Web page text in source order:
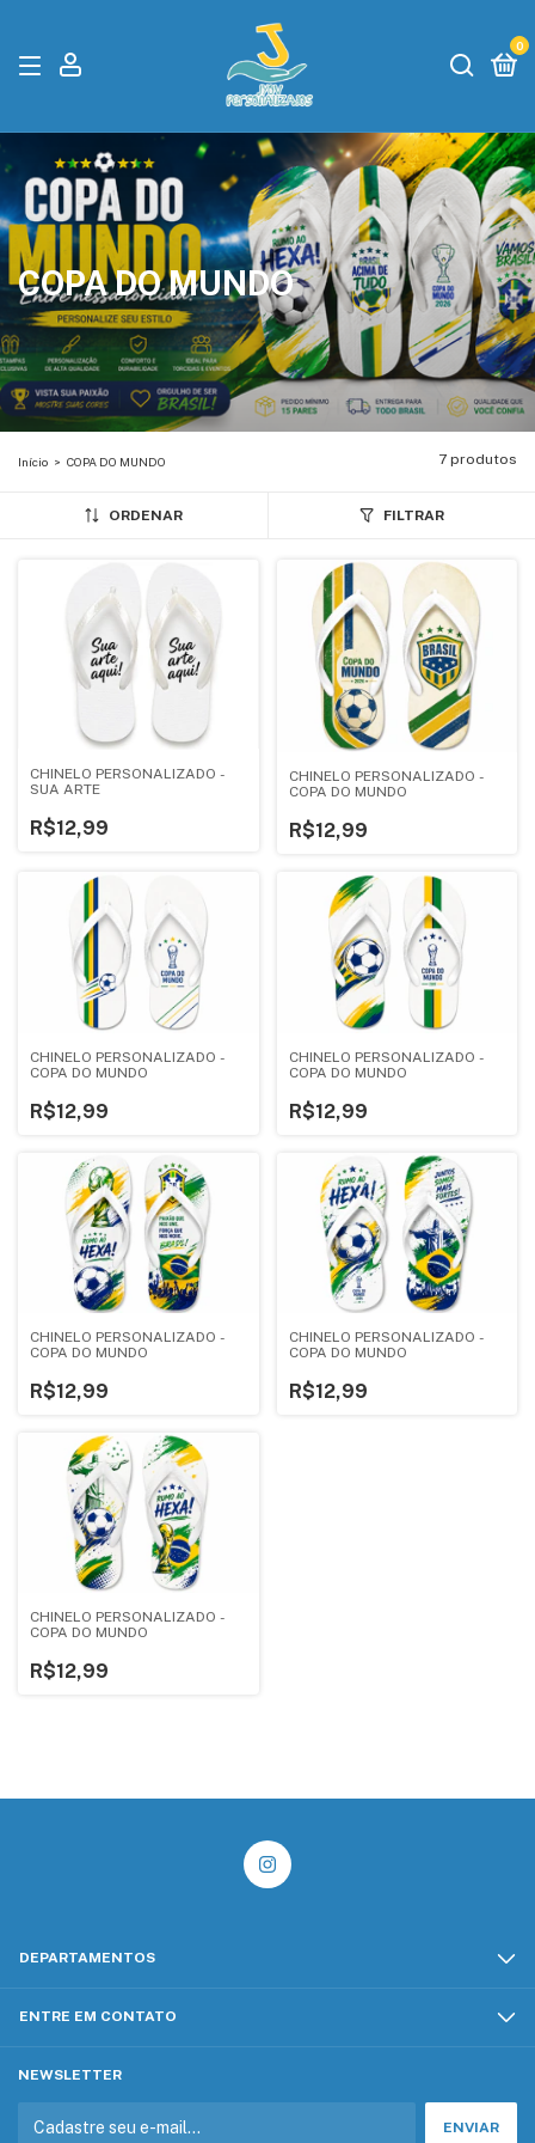
0
COPA DO MUNDO
Início > COPA DO MUNDO 7 produtos
ORDENAR FILTRAR
CHINELO PERSONALIZADO -
SUA ARTE
R$12,99
CHINELO PERSONALIZADO -
COPA DO MUNDO
R$12,99
CHINELO PERSONALIZADO -
COPA DO MUNDO
R$12,99
CHINELO PERSONALIZADO -
COPA DO MUNDO
R$12,99
CHINELO PERSONALIZADO -
COPA DO MUNDO
R$12,99
CHINELO PERSONALIZADO -
COPA DO MUNDO
R$12,99
CHINELO PERSONALIZADO -
COPA DO MUNDO
R$12,99
DEPARTAMENTOS
ENTRE EM CONTATO
NEWSLETTER